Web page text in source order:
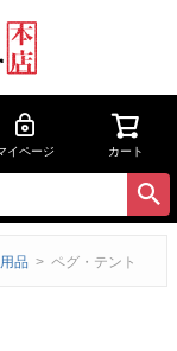
イページ カート
品 ペグ・テント